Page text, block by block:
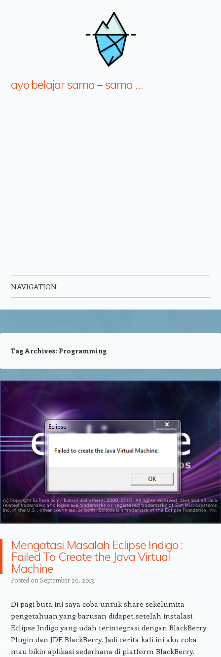
ayo belajar sama – sama …
NAVIGATION
Tag Archives: Programming
Mengatasi Masalah Eclipse Indigo :
Failed To Create the Java Virtual
Machine
Posted on September 26, 2013
Di pagi buta ini saya coba untuk share sekelumita
pengetahuan yang barusan didapet setelah instalasi
Eclipse Indigo yang udah terintegrasi dengan BlackBerry
Plugin dan JDE BlackBerry. Jadi cerita kali ini aku coba
mau bikin aplikasi sederhana di platform BlackBerry.